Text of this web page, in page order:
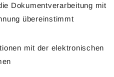
Dokumentverarbeitung mit
übereinstimmt
mit der elektronischen